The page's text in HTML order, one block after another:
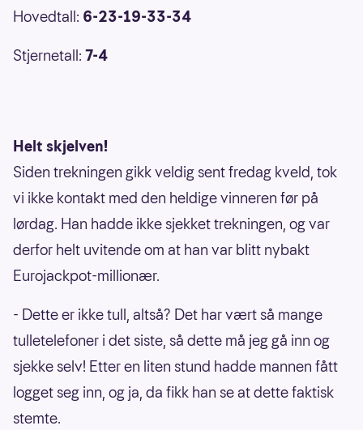
Hovedtall: 6-23-19-33-34
Stjernetall: 7-4
Helt skjelven!
Siden trekningen gikk veldig sent fredag kveld, tok
vi ikke kontakt med den heldige vinneren før på
lørdag. Han hadde ikke sjekket trekningen, og var
derfor helt uvitende om at han var blitt nybakt
Eurojackpot-millionær.
- Dette er ikke tull, altså? Det har vært så mange
tulletelefoner i det siste, så dette må jeg gå inn og
sjekke selv! Etter en liten stund hadde mannen fått
logget seg inn, og ja, da fikk han se at dette faktisk
stemte.